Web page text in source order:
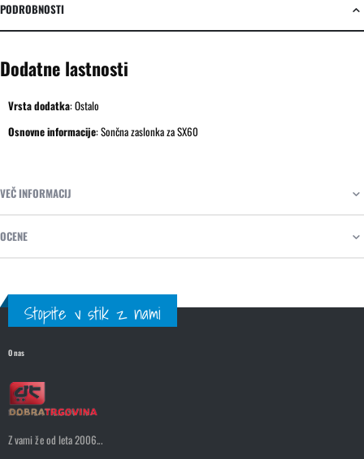
PODROBNOSTI
Dodatne lastnosti
Vrsta dodatka:Ostalo
Osnovne informacije:Sončna zaslonka za SX60
VEČ INFORMACIJ
OCENE
Stopite v stik z nami
O nas
Z vami že od leta 2006...